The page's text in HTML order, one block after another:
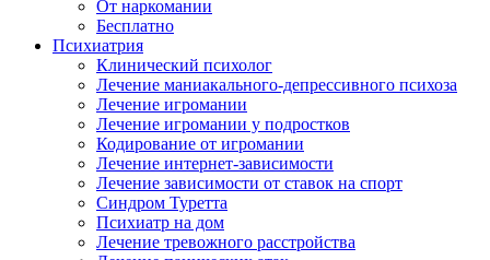
От наркомании
Бесплатно
Психиатрия
Клинический психолог
Лечение маниакального-депрессивного психоза
Лечение игромании
Лечение игромании у подростков
Кодирование от игромании
Лечение интернет-зависимости
Лечение зависимости от ставок на спорт
Синдром Туретта
Психиатр на дом
Лечение тревожного расстройства